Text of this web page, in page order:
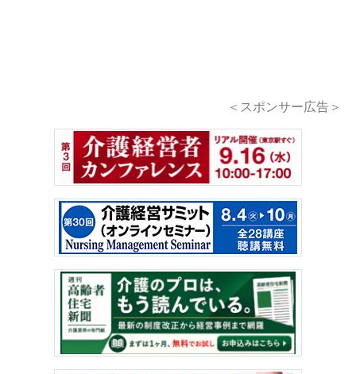
＜スポンサー広告＞